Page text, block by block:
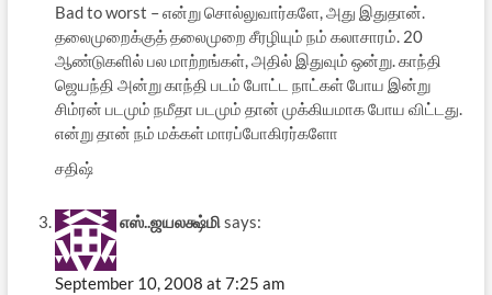
Bad to worst – என்று சொல்லுவார்களே, அது இதுதான்.
தலைமுறைக்குத் தலைமுறை சீரழியும் நம் கலாசாரம். 20
ஆண்டுகளில் பல மாற்றங்கள், அதில் இதுவும் ஒன்று. காந்தி
ஜெயந்தி அன்று காந்தி படம் போட்ட நாட்கள் போய இன்று
சிம்ரன் படமும் நமீதா படமும் தான் முக்கியமாக போய விட்டது.
என்று தான் நம் மக்கள் மாரப்போகிரர்களோ
சதிஷ்
எஸ்..ஜயலக்ஷ்மிsays:
September 10, 2008 at 7:25 am